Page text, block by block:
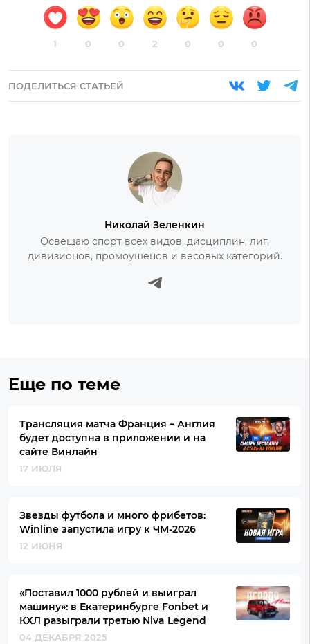
1 0 0 2 0 0 0
ПОДЕЛИТЬСЯ СТАТЬЕЙ
Николай Зеленкин
Освещаю спорт всех видов, дисциплин, лиг,
дивизионов, промоушенов и весовых категорий.
Еще по теме
Трансляция матча Франция – Англия
будет доступна в приложении и на
сайте Винлайн
17 ИЮЛЯ
Звезды футбола и много фрибетов:
Winline запустила игру к ЧМ-2026
12 ИЮНЯ
«Поставил 1000 рублей и выиграл
машину»: в Екатеринбурге Fonbet и
КХЛ разыграли третью Niva Legend
04 ДЕКАБРЯ 2025